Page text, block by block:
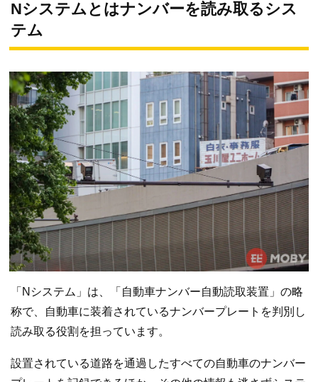
Nシステムとはナンバーを読み取るシス
テム
「Nシステム」は、「自動車ナンバー自動読取装置」の略
称で、自動車に装着されているナンバープレートを判別し
読み取る役割を担っています。
設置されている道路を通過したすべての自動車のナンバー